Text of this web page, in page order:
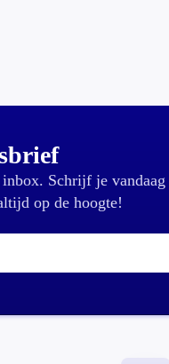
Schrijf je
op de hoogte!